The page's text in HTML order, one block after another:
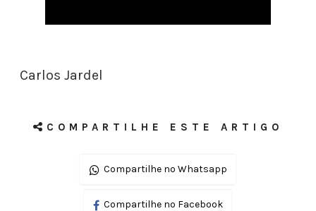
Carlos Jardel
COMPARTILHE ESTE ARTIGO
Compartilhe no Whatsapp
Compartilhe no Facebook